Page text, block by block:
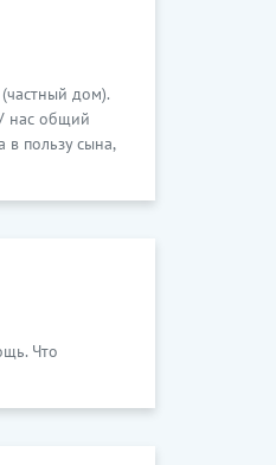
дом).
нас общий
в пользу сына,
Что